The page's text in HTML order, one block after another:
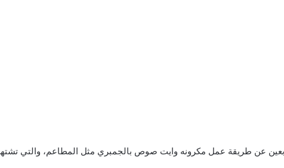
عن طريقة عمل مكرونه وايت صوص بالجمبري مثل المطاعم، والتي